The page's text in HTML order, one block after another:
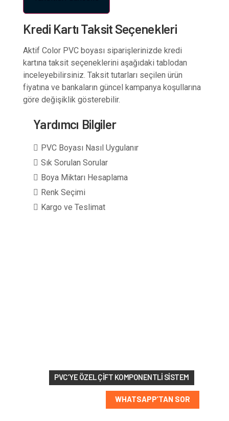
Kredi Kartı Taksit Seçenekleri
Aktif Color PVC boyası siparişlerinizde kredi
kartına taksit seçeneklerini aşağıdaki tablodan
inceleyebilirsiniz. Taksit tutarları seçilen ürün
fiyatına ve bankaların güncel kampanya koşullarına
göre değişiklik gösterebilir.
Yardımcı Bilgiler
PVC Boyası Nasıl Uygulanır
Sık Sorulan Sorular
Boya Miktarı Hesaplama
Renk Seçimi
Kargo ve Teslimat
PVC’YE ÖZEL ÇIFT KOMPONENTLI SISTEM
WHATSAPP’TAN SOR